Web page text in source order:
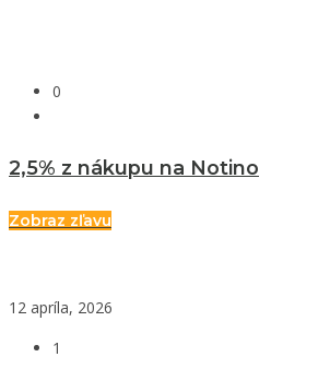
0
2,5% z nákupu na Notino
Zobraz zľavu
12 apríla, 2026
1